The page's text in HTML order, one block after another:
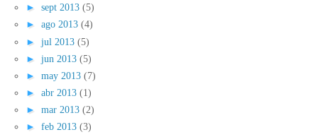
► sept 2013 (5)
► ago 2013 (4)
► jul 2013 (5)
► jun 2013 (5)
► may 2013 (7)
► abr 2013 (1)
► mar 2013 (2)
► feb 2013 (3)